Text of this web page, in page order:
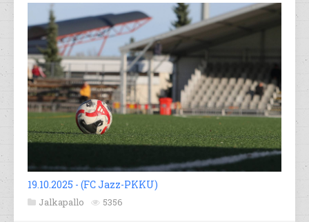
19.10.2025 - (FC Jazz-PKKU)
Jalkapallo 5356